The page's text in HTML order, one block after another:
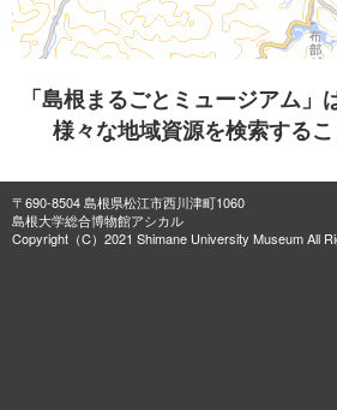
「島根まるごとミュージアム」
様々な地域資源を検索するこ
〒690-8504 島根県松江市西川津町1060
島根大学総合博物館アシカル
Copyright（C）2021 Shimane University Museum All